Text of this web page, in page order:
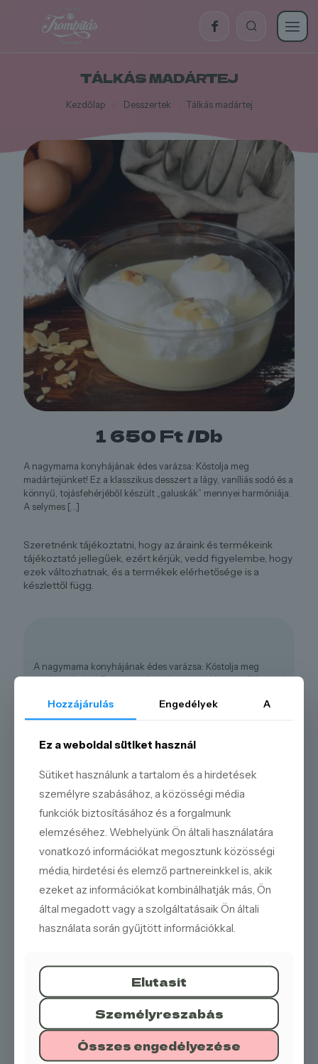
TÁLKÁS MADÁRTEJ
Kezdőlap Desszertek Tálkás madártej
1 650 Ft/Db
A nagymama konyhájának édes varázsa: Kóstolja meg
madártejünket! Ez a klasszikus desszert a lágy, vaníliás sodó és a
könnyű, tojásfehérjéből készült „galuskák” mennyei harmóniája.
A selymes […]
Szeretnénk tájékoztatni, hogy az áraink és termékeink
tájékoztató jellegűek, ezért kérjük, vedd figyelembe, hogy
ezek változhatnak, és a termékek elérhetősége is a
készlettől függ.
A nagymama konyhájának édes varázsa: Kóstolja meg
madártejünket! Ez a klasszikus desszert a lágy, vaníliás sodó
harmóniája. A selymes krémben úszó, édes habcsókok
szinte elolvadnak a szájban, igazi gyermekkori emlékeket
befejezésként ebéd vagy vacsora után, de önmagában is
KÍNÁLATUNKBÓL
Gyümölcs kosár Panna cotta
Hozzájárulás Engedélyek A
Ez a weboldal sütiket használ
Sütiket használunk a tartalom és a hirdetések
személyre szabásához, a közösségi média
funkciók biztosításához és a forgalmunk
elemzéséhez. Webhelyünk Ön általi használatára
vonatkozó információkat megosztunk közösségi
média, hirdetési és elemző partnereinkkel is, akik
ezeket az információkat kombinálhatják más, Ön
által megadott vagy a szolgáltatásaik Ön általi
használata során gyűjtött információkkal.
Elutasít
Személyreszabás
Összes engedélyezése